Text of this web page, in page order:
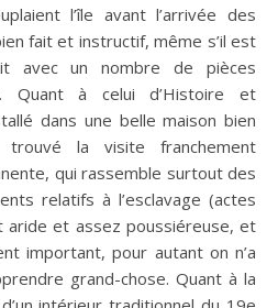
l’île avant l’arrivée des
fait et instructif, même s’il est
avec un nombre de pièces
Quant à celui d’Histoire et
dans une belle maison bien
la visite franchement
qui rassemble surtout des
relatifs à l’esclavage (actes
aride et assez poussiéreuse, et
important, pour autant on n’a
grand-chose. Quant à la